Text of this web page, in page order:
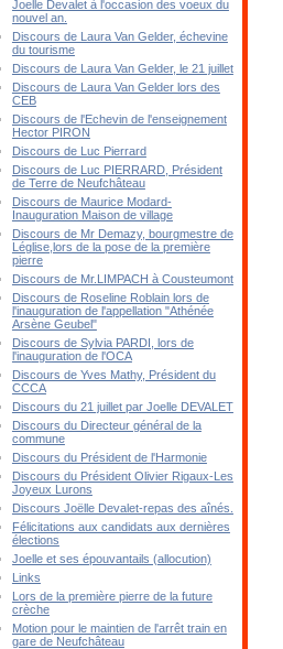
Joelle Devalet à l'occasion des voeux du
nouvel an.
Discours de Laura Van Gelder, échevine
du tourisme
Discours de Laura Van Gelder, le 21 juillet
Discours de Laura Van Gelder lors des
CEB
Discours de l'Echevin de l'enseignement
Hector PIRON
Discours de Luc Pierrard
Discours de Luc PIERRARD, Président
de Terre de Neufchâteau
Discours de Maurice Modard-
Inauguration Maison de village
Discours de Mr Demazy, bourgmestre de
Léglise,lors de la pose de la première
pierre
Discours de Mr.LIMPACH à Cousteumont
Discours de Roseline Roblain lors de
l'inauguration de l'appellation "Athénée
Arsène Geubel"
Discours de Sylvia PARDI, lors de
l'inauguration de l'OCA
Discours de Yves Mathy, Président du
CCCA
Discours du 21 juillet par Joelle DEVALET
Discours du Directeur général de la
commune
Discours du Président de l'Harmonie
Discours du Président Olivier Rigaux-Les
Joyeux Lurons
Discours Joëlle Devalet-repas des aînés.
Félicitations aux candidats aux dernières
élections
Joelle et ses épouvantails (allocution)
Links
Lors de la première pierre de la future
crèche
Motion pour le maintien de l'arrêt train en
gare de Neufchâteau